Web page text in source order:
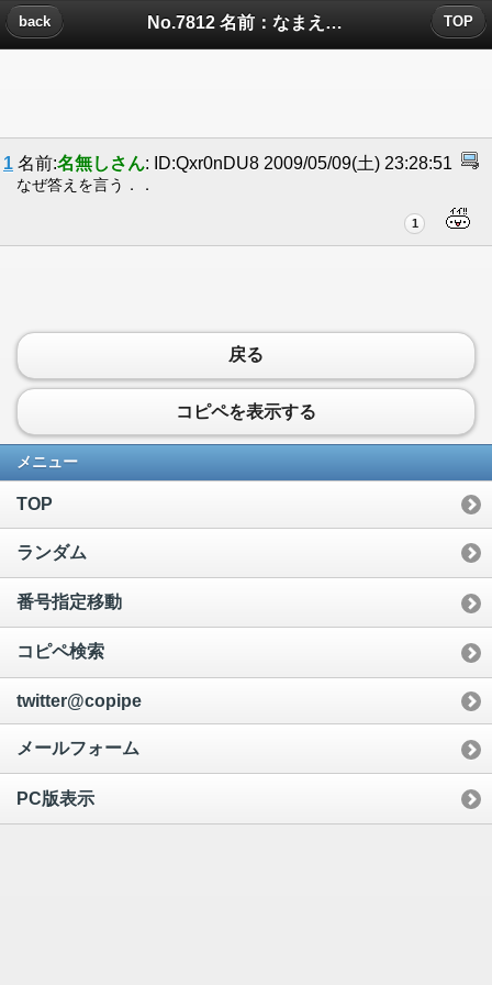
No.7812 名前：なまえをいれてください[sa...についたコメント
back TOP
1 名前:名無しさん: ID:Qxr0nDU8 2009/05/09(土) 23:28:51
なぜ答えを言う．．
1
戻る
コピペを表示する
メニュー
TOP
ランダム
番号指定移動
コピペ検索
twitter@copipe
メールフォーム
PC版表示